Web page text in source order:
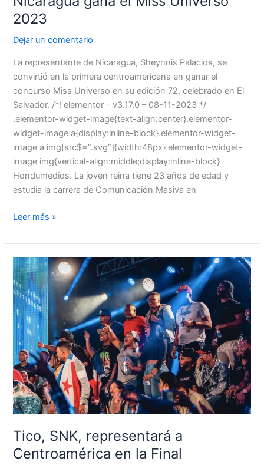
2023
Dejar un comentario
La representante de Nicaragua, Sheynnis Palacios, se
convirtió en la primera centroamericana en ganar el
concurso Miss Universo en su edición 72, celebrado en El
Salvador. /*! elementor – v3.17.0 – 08-11-2023 */
.elementor-widget-image{text-align:center}.elementor-
widget-image a{display:inline-block}.elementor-widget-
image a img[src$=”.svg”]{width:48px}.elementor-widget-
image img{vertical-align:middle;display:inline-block}
Hondumedios. La joven reina tiene 23 años de edad y
estudia la carrera de Comunicación Masiva en
Leer más »
Tico, SNK, representará a
Centroamérica en la Final
Tico,
SNK,
representará
a
Centroamérica
en
la
Final
Internacional
de
Red
Batalla
2023